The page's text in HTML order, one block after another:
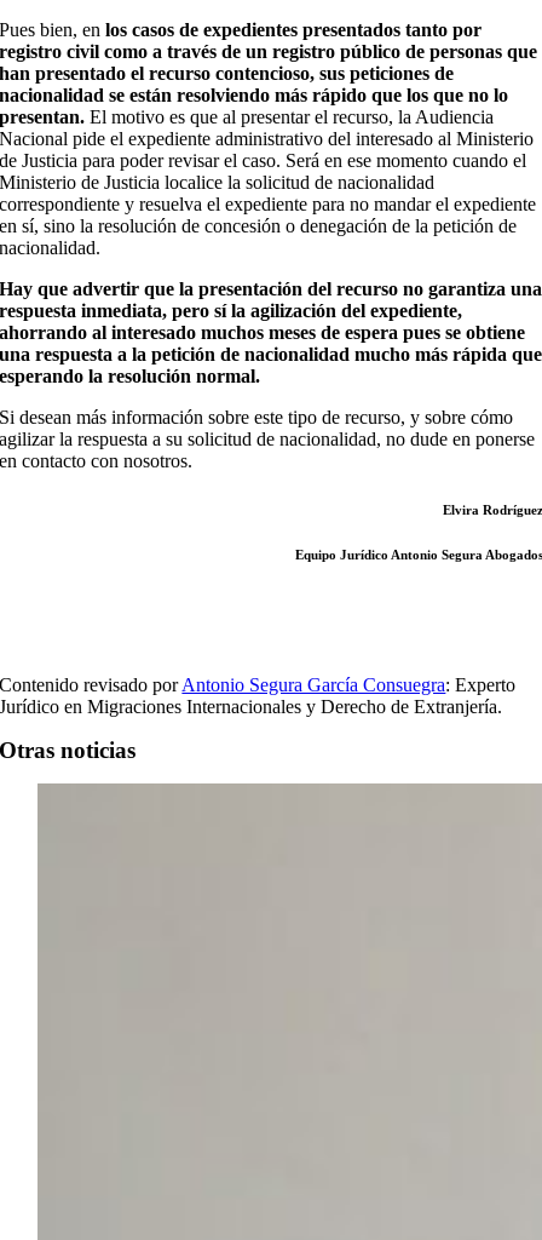
Pues bien, enlos casos de expedientes presentados tanto por
registro civil como a través de un registro público de personas que
han presentado el recurso contencioso, sus peticiones de
nacionalidad se están resolviendo más rápido que los que no lo
presentan.El motivo es que al presentar el recurso, la Audiencia
Nacional pide el expediente administrativo del interesado al Ministerio
de Justicia para poder revisar el caso. Será en ese momento cuando el
Ministerio de Justicia localice la solicitud de nacionalidad
correspondiente y resuelva el expediente para no mandar el expediente
en sí, sino la resolución de concesión o denegación de la petición de
nacionalidad.
Hay que advertir que la presentación del recurso no garantiza una
respuesta inmediata, pero sí la agilización del expediente,
ahorrando al interesado muchos meses de espera pues se obtiene
una respuesta a la petición de nacionalidad mucho más rápida que
esperando la resolución normal.
Si desean más información sobre este tipo de recurso, y sobre cómo
agilizar la respuesta a su solicitud de nacionalidad, no dude en ponerse
en contacto con nosotros.
Elvira Rodríguez
Equipo Jurídico Antonio Segura Abogados
Contenido revisado porAntonio Segura García Consuegra: Experto
Jurídico en Migraciones Internacionales y Derecho de Extranjería.
Otras noticias